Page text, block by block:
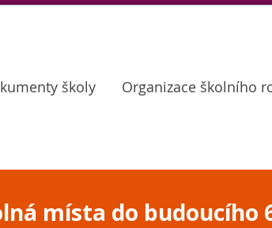
školy Organizace školního
místa do